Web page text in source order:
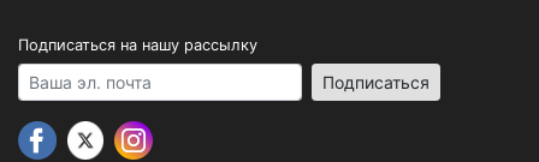
Подписаться на нашу рассылку
Your email address Подписаться